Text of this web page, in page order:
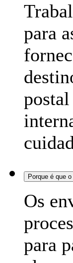
para
Porque é que
Os
para